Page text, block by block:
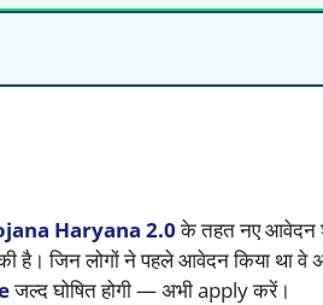
Haryana 2.0के तहत नए आवेदन
है। जिन लोगों ने पहले आवेदन किया था वे
जल्द घोषित होगी — अभी apply करें।